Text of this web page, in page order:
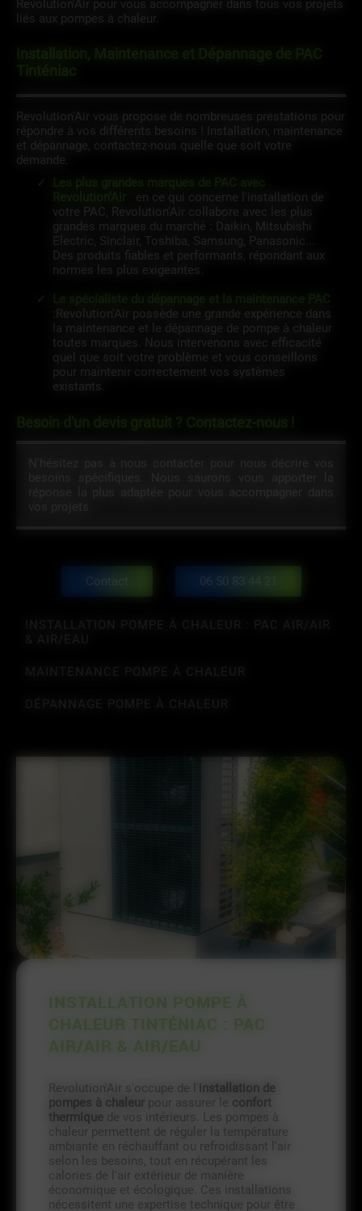
Revolution'Air pour vous accompagner dans tous vos projets
liés aux pompes à chaleur.
Revolution'Air vous propose de nombreuses prestations pour
répondre à vos différents besoins ! Installation, maintenance
et dépannage, contactez-nous quelle que soit votre
demande.
en ce qui concerne l'installation de
votre PAC, Revolution'Air collabore avec les plus
grandes marques du marché : Daikin, Mitsubishi
Electric, Sinclair, Toshiba, Samsung, Panasonic...
Des produits fiables et performants, répondant aux
normes les plus exigeantes.
Revolution'Air possède une grande expérience dans
la maintenance et le dépannage de pompe à chaleur
toutes marques. Nous intervenons avec efficacité
quel que soit votre problème et vous conseillons
pour maintenir correctement vos systèmes
existants.
Contact 06 50 83 44 21
INSTALLATION POMPE À
Revolution'Air s'occupe de l'
installation de
pompes à chaleur pour assurer le confort
thermique de vos intérieurs. Les pompes à
chaleur permettent de réguler la température
ambiante en réchauffant ou refroidissant l'air
selon les besoins, tout en récupérant les
calories de l'air extérieur de manière
économique et écologique. Ces installations
nécessitent une expertise technique pour être